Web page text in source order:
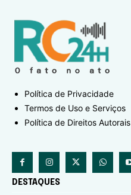
Política de Privacidade
Termos de Uso e Serviços
Política de Direitos Autorais
DESTAQUES